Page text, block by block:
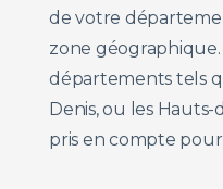
de votre
zone géographique.
départements tels
Denis, ou les
pris en compte